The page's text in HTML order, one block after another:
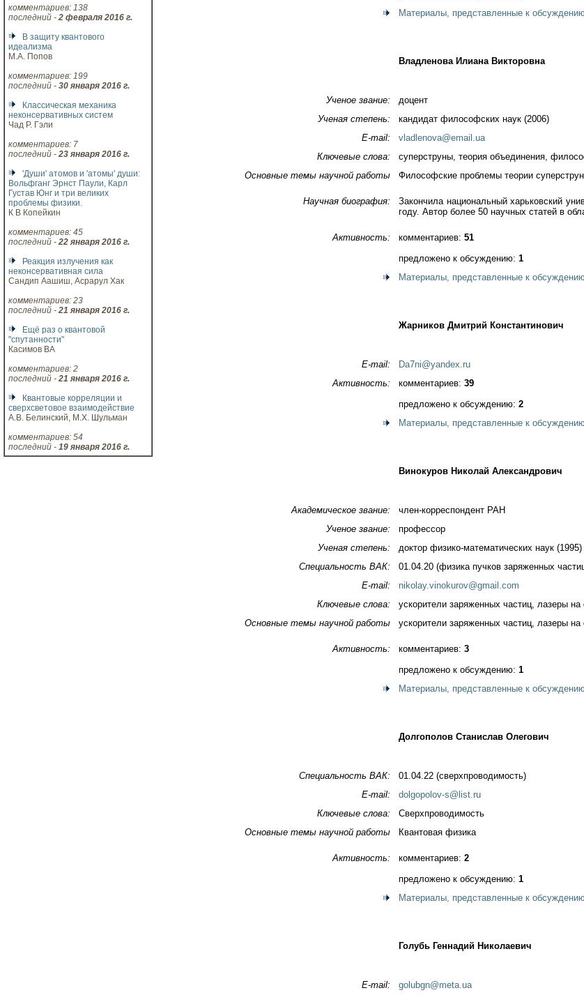
комментариев: 138
последний - 2 февраля 2016 г.
В защиту квантового
идеализма
М.А. Попов
комментариев: 199
последний - 30 января 2016 г.
Классическая механика
неконсервативных систем
Чад Р. Гэли
комментариев: 7
последний - 23 января 2016 г.
'Души' атомов и 'атомы' души:
Вольфганг Эрнст Паули, Карл
Густав Юнг и три великих
проблемы физики.
К В Копейкин
комментариев: 45
последний - 22 января 2016 г.
Реакция излучения как
неконсервативная сила
Сандип Аашиш, Асрарул Хак
комментариев: 23
последний - 21 января 2016 г.
Ещё раз о квантовой
"спутанности"
Касимов ВА
комментариев: 2
последний - 21 января 2016 г.
Квантовые корреляции и
сверхсветовое взаимодействие
А.В. Белинский, М.Х. Шульман
комментариев: 54
последний - 19 января 2016 г.
Материалы, представленные к
Владленова Илиана Викторовна
Ученое звание:
доцент
Ученая степень:
кандидат философских наук (2006)
E-mail:
vladlenova@email.ua
Ключевые слова:
суперструны, теория объединения,
Основные темы научной работы
Философские проблемы теории суперструн
Научная биография:
Закончила национальный харьковский
году. Автор более 50 научных статей в
Активность: комментариев: 51
предложено к обсуждению: 1
Материалы, представленные к
Жарников Дмитрий Константинович
E-mail:
Da7ni@yandex.ru
Активность:
комментариев: 39
предложено к обсуждению: 2
Материалы, представленные к
Винокуров Николай Александрович
Академическое звание:
член-корреспондент РАН
Ученое звание:
профессор
Ученая степень:
доктор физико-математических наук (1995)
Специальность ВАК:
01.04.20 (физика пучков заряженных
E-mail:
nikolay.vinokurov@gmail.com
Ключевые слова:
ускорители заряженных частиц, лазеры
Основные темы научной работы
ускорители заряженных частиц, лазеры
Активность: комментариев: 3
предложено к обсуждению: 1
Материалы, представленные к
Долгополов Станислав Олегович
Специальность ВАК:
01.04.22 (сверхпроводимость)
E-mail:
dolgopolov-s@list.ru
Ключевые слова:
Сверхпроводимость
Основные темы научной работы
Квантовая физика
Активность: комментариев: 2
предложено к обсуждению: 1
Материалы, представленные к
Голубь Геннадий Николаевич
E-mail:
golubgn@meta.ua